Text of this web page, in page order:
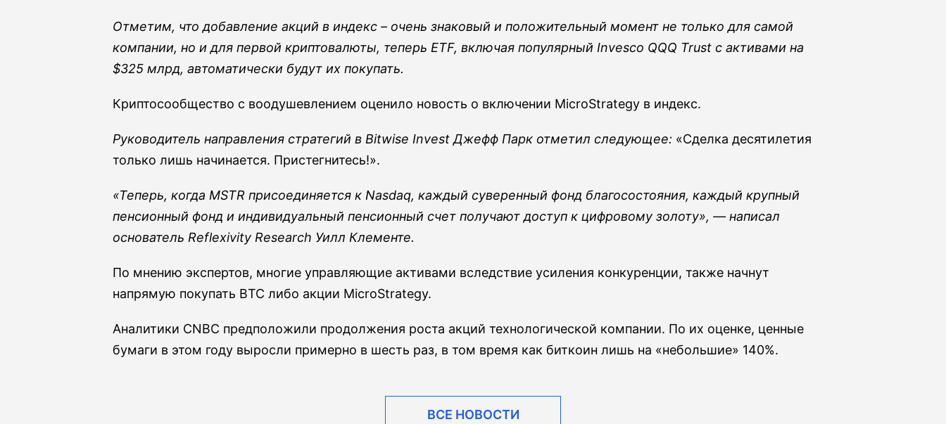
Отметим, что добавление акций в индекс – очень знаковый и положительный момент не только для самой
компании, но и для первой криптовалюты, теперь ETF, включая популярный Invesco QQQ Trust с активами на
$325 млрд, автоматически будут их покупать.
Криптосообщество с воодушевлением оценило новость о включении MicroStrategy в индекс.
Руководитель направления стратегий в Bitwise Invest Джефф Парк отметил следующее: «Сделка десятилетия
только лишь начинается. Пристегнитесь!».
«Теперь, когда MSTR присоединяется к Nasdaq, каждый суверенный фонд благосостояния, каждый крупный
пенсионный фонд и индивидуальный пенсионный счет получают доступ к цифровому золоту», — написал
основатель Reflexivity Research Уилл Клементе.
По мнению экспертов, многие управляющие активами вследствие усиления конкуренции, также начнут
напрямую покупать ВТС либо акции MicroStrategy.
Аналитики CNBC предположили продолжения роста акций технологической компании. По их оценке, ценные
бумаги в этом году выросли примерно в шесть раз, в том время как биткоин лишь на «небольшие» 140%.
ВСЕ НОВОСТИ